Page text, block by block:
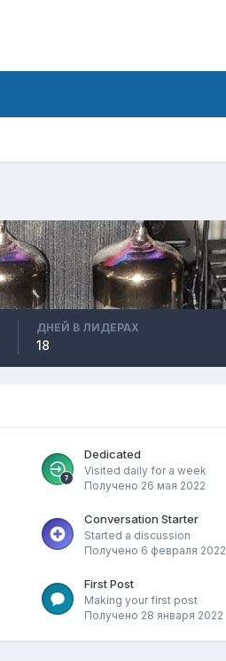
ДНЕЙ В ЛИДЕРАХ
18
Dedicated
Visited daily for a week
Получено 26 мая 2022
Conversation Starter
Started a discussion
Получено 6 февраля 2022
First Post
Making your first post
Получено 28 января 2022